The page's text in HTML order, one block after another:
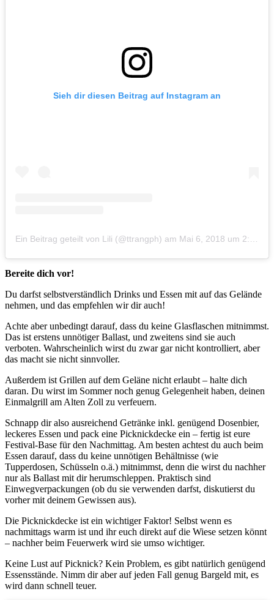
Sieh dir diesen Beitrag auf Instagram an
Ein Beitrag geteilt von Lili (@ttrangph) am Mai 6, 2018 um 2:05 PDT
Bereite dich vor!
Du darfst selbstverständlich Drinks und Essen mit auf das Gelände
nehmen, und das empfehlen wir dir auch!
Achte aber unbedingt darauf, dass du keine Glasflaschen mitnimmst.
Das ist erstens unnötiger Ballast, und zweitens sind sie auch
verboten. Wahrscheinlich wirst du zwar gar nicht kontrolliert, aber
das macht sie nicht sinnvoller.
Außerdem ist Grillen auf dem Geläne nicht erlaubt – halte dich
daran. Du wirst im Sommer noch genug Gelegenheit haben, deinen
Einmalgrill am Alten Zoll zu verfeuern.
Schnapp dir also ausreichend Getränke inkl. genügend Dosenbier,
leckeres Essen und pack eine Picknickdecke ein – fertig ist eure
Festival-Base für den Nachmittag. Am besten achtest du auch beim
Essen darauf, dass du keine unnötigen Behältnisse (wie
Tupperdosen, Schüsseln o.ä.) mitnimmst, denn die wirst du nachher
nur als Ballast mit dir herumschleppen. Praktisch sind
Einwegverpackungen (ob du sie verwenden darfst, diskutierst du
vorher mit deinem Gewissen aus).
Die Picknickdecke ist ein wichtiger Faktor! Selbst wenn es
nachmittags warm ist und ihr euch direkt auf die Wiese setzen könnt
– nachher beim Feuerwerk wird sie umso wichtiger.
Keine Lust auf Picknick? Kein Problem, es gibt natürlich genügend
Essensstände. Nimm dir aber auf jeden Fall genug Bargeld mit, es
wird dann schnell teuer.